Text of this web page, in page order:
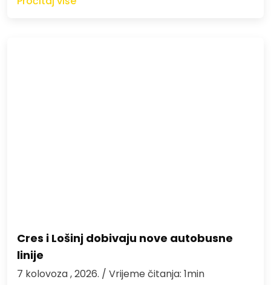
Cres i Lošinj dobivaju nove autobusne
linije
7 kolovoza , 2026. / Vrijeme čitanja: 1min